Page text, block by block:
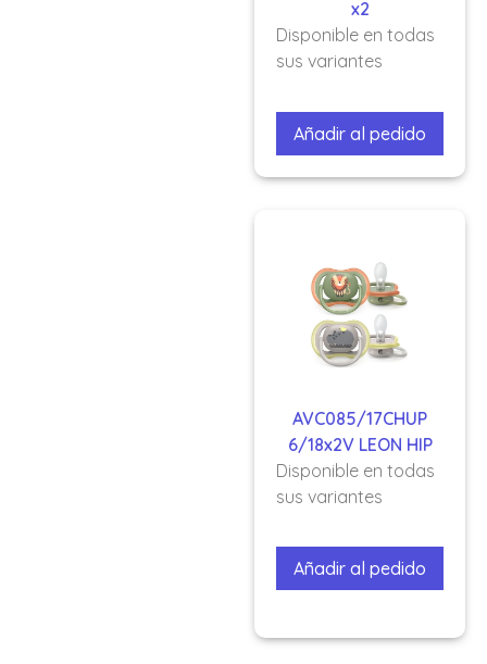
x2
Disponible en todas
sus variantes
Añadir al pedido
AVC085/17CHUP
6/18x2V LEON HIP
Disponible en todas
sus variantes
Añadir al pedido